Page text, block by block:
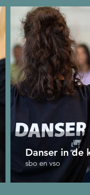
Danser in de
sbo en vso